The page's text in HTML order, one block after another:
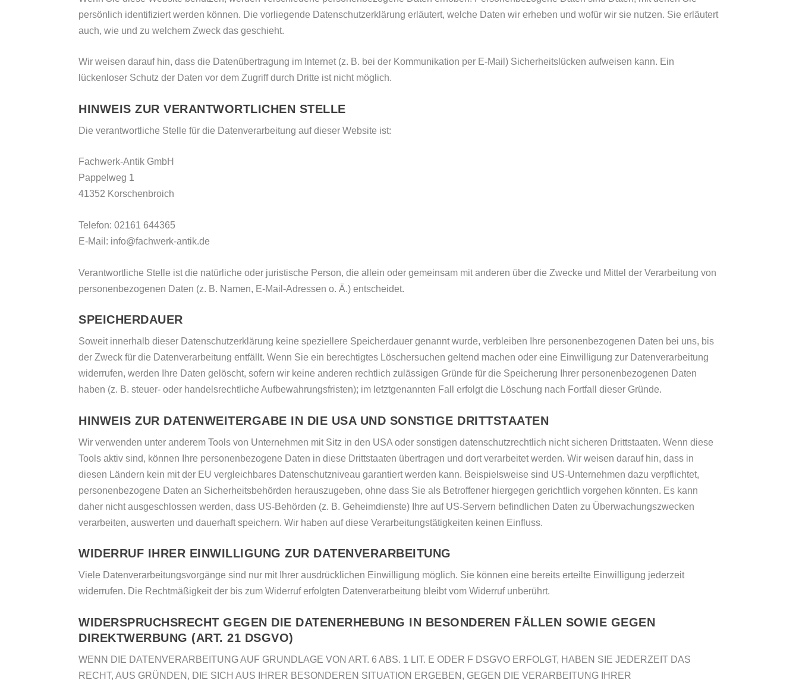
persönlich identifiziert werden können. Die vorliegende Datenschutzerklärung erläutert, welche Daten wir erheben und wofür wir sie nutzen. Sie erläutert
auch, wie und zu welchem Zweck das geschieht.
Wir weisen darauf hin, dass die Datenübertragung im Internet (z. B. bei der Kommunikation per E-Mail) Sicherheitslücken aufweisen kann. Ein
lückenloser Schutz der Daten vor dem Zugriff durch Dritte ist nicht möglich.
HINWEIS ZUR VERANTWORTLICHEN STELLE
Die verantwortliche Stelle für die Datenverarbeitung auf dieser Website ist:
Fachwerk-Antik GmbH
Pappelweg 1
41352 Korschenbroich
Telefon: 02161 644365
E-Mail: info@fachwerk-antik.de
Verantwortliche Stelle ist die natürliche oder juristische Person, die allein oder gemeinsam mit anderen über die Zwecke und Mittel der Verarbeitung von
personenbezogenen Daten (z. B. Namen, E-Mail-Adressen o. Ä.) entscheidet.
SPEICHERDAUER
Soweit innerhalb dieser Datenschutzerklärung keine speziellere Speicherdauer genannt wurde, verbleiben Ihre personenbezogenen Daten bei uns, bis
der Zweck für die Datenverarbeitung entfällt. Wenn Sie ein berechtigtes Löschersuchen geltend machen oder eine Einwilligung zur Datenverarbeitung
widerrufen, werden Ihre Daten gelöscht, sofern wir keine anderen rechtlich zulässigen Gründe für die Speicherung Ihrer personenbezogenen Daten
haben (z. B. steuer- oder handelsrechtliche Aufbewahrungsfristen); im letztgenannten Fall erfolgt die Löschung nach Fortfall dieser Gründe.
HINWEIS ZUR DATENWEITERGABE IN DIE USA UND SONSTIGE DRITTSTAATEN
Wir verwenden unter anderem Tools von Unternehmen mit Sitz in den USA oder sonstigen datenschutzrechtlich nicht sicheren Drittstaaten. Wenn diese
Tools aktiv sind, können Ihre personenbezogene Daten in diese Drittstaaten übertragen und dort verarbeitet werden. Wir weisen darauf hin, dass in
diesen Ländern kein mit der EU vergleichbares Datenschutzniveau garantiert werden kann. Beispielsweise sind US-Unternehmen dazu verpflichtet,
personenbezogene Daten an Sicherheitsbehörden herauszugeben, ohne dass Sie als Betroffener hiergegen gerichtlich vorgehen könnten. Es kann
daher nicht ausgeschlossen werden, dass US-Behörden (z. B. Geheimdienste) Ihre auf US-Servern befindlichen Daten zu Überwachungszwecken
verarbeiten, auswerten und dauerhaft speichern. Wir haben auf diese Verarbeitungstätigkeiten keinen Einfluss.
WIDERRUF IHRER EINWILLIGUNG ZUR DATENVERARBEITUNG
Viele Datenverarbeitungsvorgänge sind nur mit Ihrer ausdrücklichen Einwilligung möglich. Sie können eine bereits erteilte Einwilligung jederzeit
widerrufen. Die Rechtmäßigkeit der bis zum Widerruf erfolgten Datenverarbeitung bleibt vom Widerruf unberührt.
WIDERSPRUCHSRECHT GEGEN DIE DATENERHEBUNG IN BESONDEREN FÄLLEN SOWIE GEGEN
DIREKTWERBUNG (ART. 21 DSGVO)
WENN DIE DATENVERARBEITUNG AUF GRUNDLAGE VON ART. 6 ABS. 1 LIT. E ODER F DSGVO ERFOLGT, HABEN SIE JEDERZEIT DAS
RECHT, AUS GRÜNDEN, DIE SICH AUS IHRER BESONDEREN SITUATION ERGEBEN, GEGEN DIE VERARBEITUNG IHRER